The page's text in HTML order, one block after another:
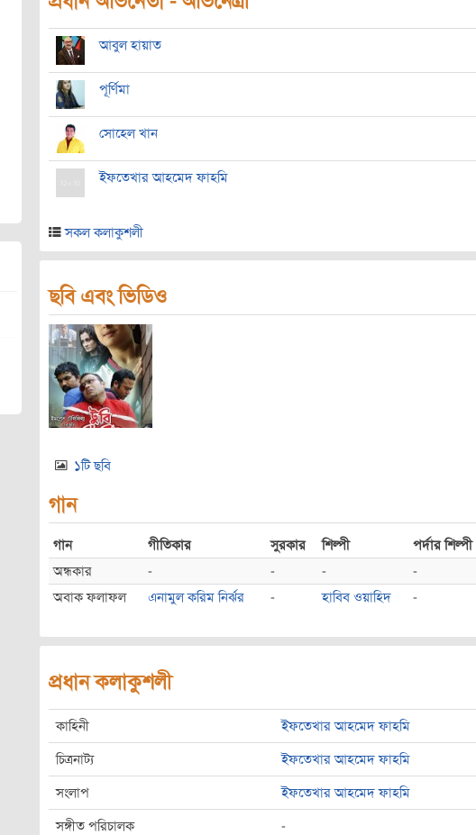
আবুল হায়াত
পূর্ণিমা
সোহেল খান
ইফতেখার আহমেদ ফাহমি
সকল কলাকুশলী
ছবি এবং ভিডিও
১টি ছবি
গান
গান গীতিকার সুরকার শিল্পী
পর্দার শিল্পী
অন্ধকার
- - -
-
অবাক ফলাফল
এনামুল করিম নির্ঝর - হাবিব ওয়াহিদ -
প্রধান কলাকুশলী
কাহিনী ইফতেখার আহমেদ ফাহমি
চিত্রনাট্য ইফতেখার আহমেদ ফাহমি
সংলাপ ইফতেখার আহমেদ ফাহমি
সঙ্গীত পরিচালক -